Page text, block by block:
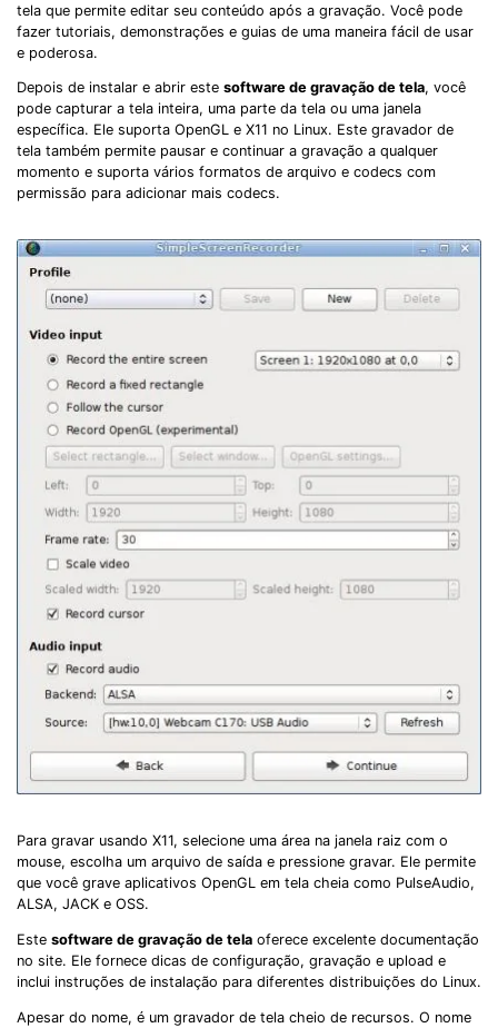
tela que permite editar seu conteúdo após a gravação. Você pode
fazer tutoriais, demonstrações e guias de uma maneira fácil de usar
e poderosa.
Depois de instalar e abrir este software de gravação de tela, você
pode capturar a tela inteira, uma parte da tela ou uma janela
específica. Ele suporta OpenGL e X11 no Linux. Este gravador de
tela também permite pausar e continuar a gravação a qualquer
momento e suporta vários formatos de arquivo e codecs com
permissão para adicionar mais codecs.
Para gravar usando X11, selecione uma área na janela raiz com o
mouse, escolha um arquivo de saída e pressione gravar. Ele permite
que você grave aplicativos OpenGL em tela cheia como PulseAudio,
ALSA, JACK e OSS.
Este software de gravação de tela oferece excelente documentação
no site. Ele fornece dicas de configuração, gravação e upload e
inclui instruções de instalação para diferentes distribuições do Linux.
Apesar do nome, é um gravador de tela cheio de recursos. O nome